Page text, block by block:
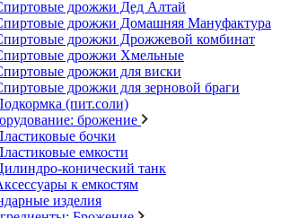
дрожжи Дед Алтай
дрожжи Домашняя Мануфактура
дрожжи Дрожжевой комбинат
дрожжи Хмельные
дрожжи для виски
дрожжи для зерновой браги
(пит.соли)
брожение
бочки
емкости
конический танк
к емкостям
изделия